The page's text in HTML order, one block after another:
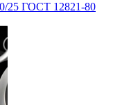
25 ГОСТ 12821-80